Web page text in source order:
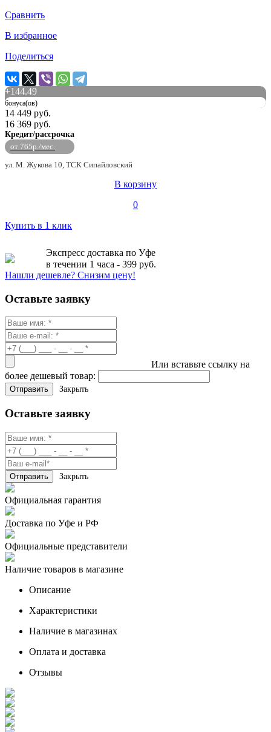
Сравнить
В избранное
Поделиться
+144.49
бонуса(ов)
14 449 руб.
16 369 руб.
Кредит/рассрочка
от 765р./мес.
ул. М. Жукова 10, ТСК Сипайловский
В корзину
0
Купить в 1 клик
Экспресс доставка по Уфе
в течении 1 часа - 399 руб.
Нашли дешевле? Снизим цену!
Оставьте заявку
Или вставьте ссылку на
более дешевый товар:
Закрыть
Оставьте заявку
Закрыть
Официальная гарантия
Доставка по Уфе и РФ
Официальные представители
Наличие товаров в магазине
Описание
Характеристики
Наличие в магазинах
Оплата и доставка
Отзывы